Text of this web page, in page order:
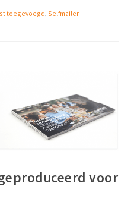
toegevoegd Selfmailer
voor